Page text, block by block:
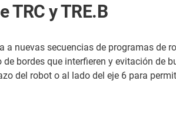
y TRE.B
a nuevas secuencias de programas de
bordes que interfieren y evitación de
del robot o al lado del eje 6 para